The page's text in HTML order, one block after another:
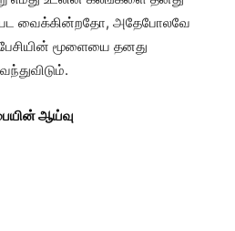
வைக்கின்றதோ, அதேபோலவே
மூளையை தனது
ஆய்வு